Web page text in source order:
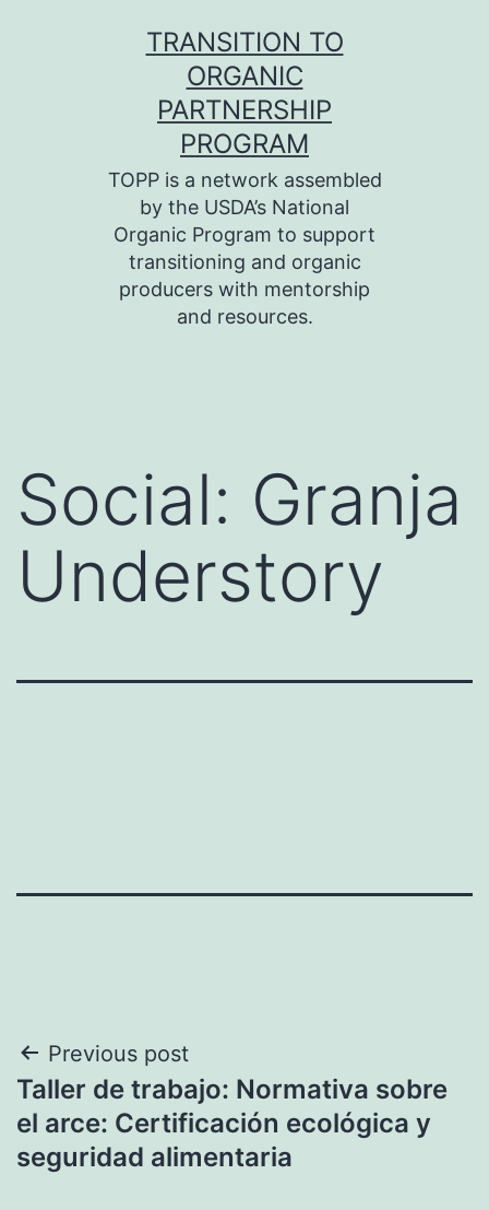
TRANSITION TO
ORGANIC
PARTNERSHIP
PROGRAM
TOPP is a network assembled
by the USDA’s National
Organic Program to support
transitioning and organic
producers with mentorship
and resources.
Social: Granja
Understory
Navegación
de
entradas
Previous post
Taller de trabajo: Normativa sobre
el arce: Certificación ecológica y
seguridad alimentaria